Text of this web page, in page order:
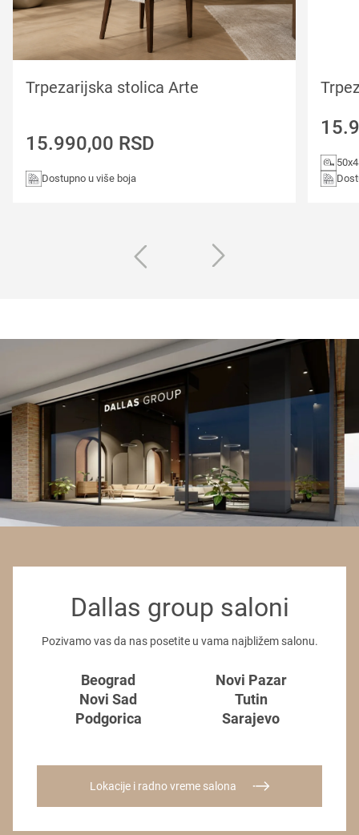
Trpezarijska stolica Arte
15.990,00 RSD
Dostupno u više boja
Dallas group saloni
Pozivamo vas da nas posetite u vama najbližem salonu.
Beograd
Novi Sad
Podgorica
Novi Pazar
Tutin
Sarajevo
Lokacije i radno vreme salona